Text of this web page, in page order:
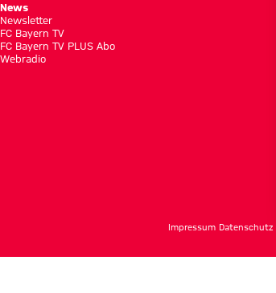
News
Newsletter
FC Bayern TV
FC Bayern TV PLUS Abo
Webradio
Impressum Datenschutz